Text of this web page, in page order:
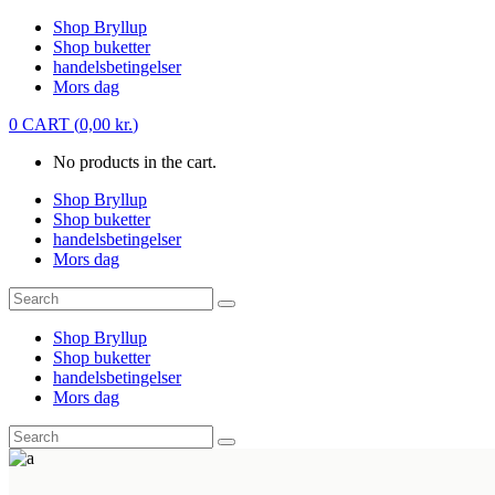
Shop Bryllup
Shop buketter
handelsbetingelser
Mors dag
0 CART (0,00 kr.)
No products in the cart.
Shop Bryllup
Shop buketter
handelsbetingelser
Mors dag
Shop Bryllup
Shop buketter
handelsbetingelser
Mors dag